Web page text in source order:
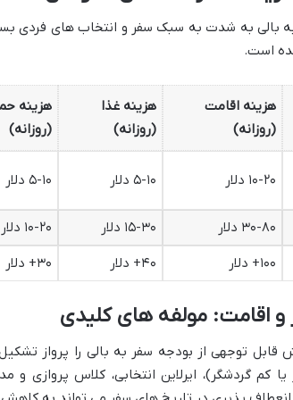
بالی به شدت به سبک سفر و انتخاب های فردی
است.
هزینه اقامت
(روزانه)
هزینه غذا
(روزانه)
هزینه
(روزانه)
۱۰-۲۰ دلار ۵-۱۰ دلار ۵-۱۰ دلار
۳۰-۸۰ دلار ۱۵-۳۰ دلار ۱۰-۲۰ دلار
۱۰۰+ دلار ۴۰+ دلار ۳۰+ دلار
و اقامت: مولفه های کلیدی
توجهی از بودجه سفر به بالی را پرواز
کم گردشگر)، ایرلاین انتخابی، کلاس پروازی و